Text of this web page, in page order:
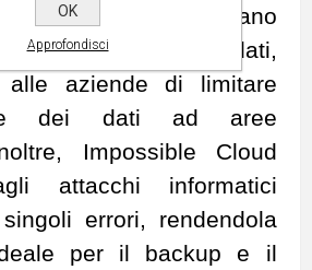
fencing migliorano
la sicurezza dei dati,
alle aziende di limitare
dei dati ad aree
Impossible Cloud
attacchi informatici
errori, rendendola
per il backup e il
OK
Approfondisci